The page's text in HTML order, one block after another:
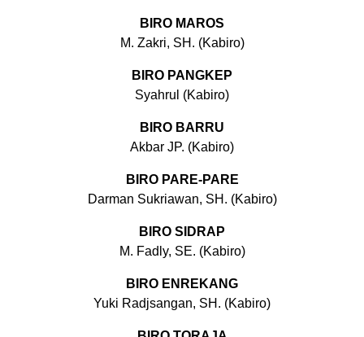
BIRO MAROS
M. Zakri, SH. (Kabiro)
BIRO PANGKEP
Syahrul (Kabiro)
BIRO BARRU
Akbar JP. (Kabiro)
BIRO PARE-PARE
Darman Sukriawan, SH. (Kabiro)
BIRO SIDRAP
M. Fadly, SE. (Kabiro)
BIRO ENREKANG
Yuki Radjsangan, SH. (Kabiro)